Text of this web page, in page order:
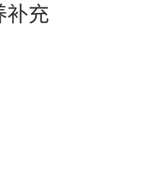
补充